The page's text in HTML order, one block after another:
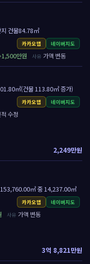
지 건물84.78㎡
카카오맵 네이버지도
만원 가액 변동
㎡(건물 113.80㎡ 증가)
카카오맵 네이버지도
수정
2,249만원
153,760.00㎡ 중 14,237.00㎡
카카오맵 네이버지도
가액 변동
3억 8,821만원